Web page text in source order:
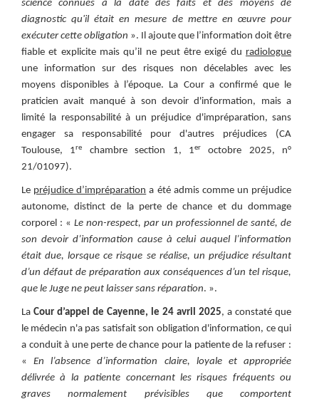
science connues à la date des faits et des moyens de
diagnostic qu'il était en mesure de mettre en œuvre pour
exécuter cette obligation ». Il ajoute que l’information doit être
fiable et explicite mais qu’il ne peut être exigé du radiologue
une information sur des risques non décelables avec les
moyens disponibles à l’époque. La Cour a confirmé que le
praticien avait manqué à son devoir d'information, mais a
limité la responsabilité à un préjudice d'impréparation, sans
engager sa responsabilité pour d'autres préjudices (CA
Toulouse, 1re chambre section 1, 1er
octobre 2025, n°
21/01097).
Le préjudice d’impréparation a été admis comme un préjudice
autonome, distinct de la perte de chance et du dommage
corporel : « Le non-respect, par un professionnel de santé, de
son devoir d’information cause à celui auquel l’information
était due, lorsque ce risque se réalise, un préjudice résultant
d’un défaut de préparation aux conséquences d’un tel risque,
que le Juge ne peut laisser sans réparation. ».
La Cour d’appel de Cayenne, le 24 avril 2025, a constaté que
le médecin n'a pas satisfait son obligation d'information, ce qui
a conduit à une perte de chance pour la patiente de la refuser :
«En l’absence d’information claire, loyale et appropriée
délivrée à la patiente concernant les risques fréquents ou
graves normalement prévisibles que comportent